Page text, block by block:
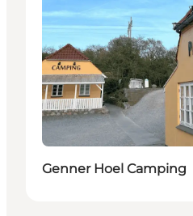
Genner Hoel Camping